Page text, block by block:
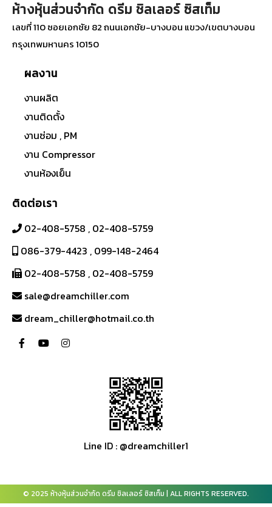
ห้างหุ้นส่วนจำกัด ดรีม ชิลเลอร์ ซิสเท็ม
เลขที่ 110 ซอยเอกชัย 82 ถนนเอกชัย-บางบอน แขวง/เขตบางบอน
กรุงเทพมหานคร 10150
ผลงาน
งานผลิต
งานติดตั้ง
งานซ่อม , PM
งาน Compressor
งานห้องเย็น
ติดต่อเรา
02-408-5758 , 02-408-5759
086-379-4423 , 099-148-2464
02-408-5758 , 02-408-5759
sale@dreamchiller.com
dream_chiller@hotmail.co.th
Line ID : @dreamchiller1
© 2025 ห้างหุ้นส่วนจำกัด ดรีม ชิลเลอร์ ซิสเท็ม | ALL RIGHTS RESERVED.